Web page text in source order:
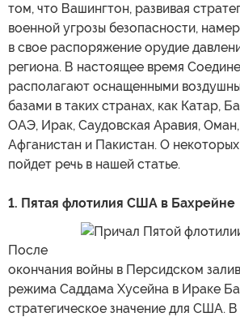
том, что Вашингтон, развивая
военной угрозы безопасности,
в свое распоряжение орудие
региона. В настоящее время
располагают оснащенными
базами в таких странах, как Катар,
ОАЭ, Ирак, Саудовская Аравия,
Афганистан и Пакистан. О некоторых
пойдет речь в нашей статье.
1. Пятая флотилия США в Бахрейне
После
окончания войны в Персидском
режима Саддама Хусейна в Ираке
стратегическое значение для США.